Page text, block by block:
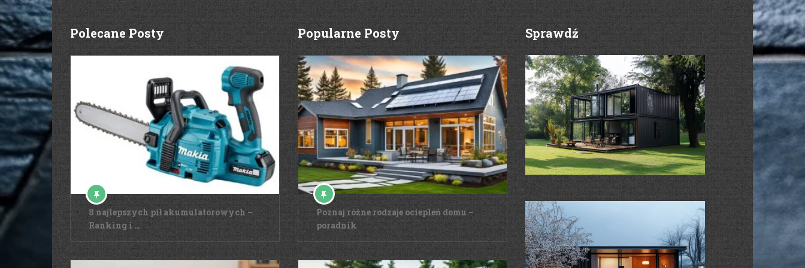
Polecane Posty
8 najlepszych pił akumulatorowych –
Ranking i …
Popularne Posty
Poznaj różne rodzaje ociepleń domu –
poradnik
Sprawdź